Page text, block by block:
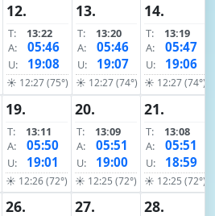
12.
T:
13:22
A:
05:46
U: 19:08
☀ 12:27 (75°)
13.
T:
13:20
A:
05:46
U: 19:07
☀ 12:27 (74°)
14.
T:
13:19
A:
05:47
U: 19:06
☀ 12:27 (74°)
19.
T:
13:11
A:
05:50
U: 19:01
☀ 12:26 (72°)
20.
T:
13:09
A:
05:51
U: 19:00
☀ 12:25 (72°)
21.
T:
13:08
A:
05:51
U: 18:59
☀ 12:25 (72°)
26. 27. 28.